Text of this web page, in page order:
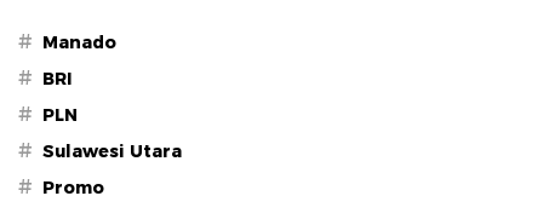
# Manado
# BRI
# PLN
# Sulawesi Utara
# Promo